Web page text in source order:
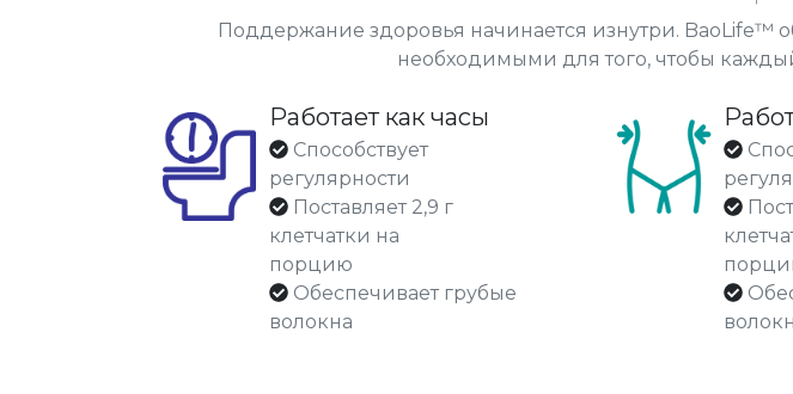
Поддержание здоровья начинается изнутри.
необходимыми для того, чтобы
Работает как часы
Способствует
регулярности
Поставляет 2,9 г
клетчатки на
порцию
Обеспечивает грубые
волокна